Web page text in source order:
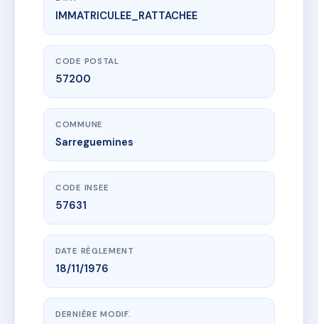
www.vme.plus/AD7902950
3 AVENUE DE LA GARE
3 av de la gare57200 Sarreguemines
IMMATRICULEE_RATTACHEE
CODE POSTAL
57200
COMMUNE
Sarreguemines
CODE INSEE
57631
DATE RÈGLEMENT
18/11/1976
DERNIÈRE MODIF.